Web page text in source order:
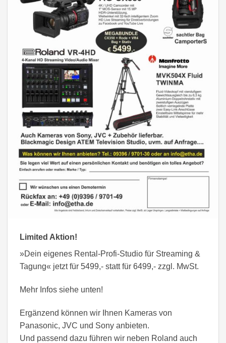
Limited Aktion!
»Dein eigenes Rental-Profi-Studio für Streaming &
Tagung« jetzt für 5499,- statt für 6499,- zzgl. MwSt.
Mehr Infos siehe unten!
Ergänzend können wir Ihnen Kameras von
Panasonic, JVC und Sony anbieten.
Und passend dazu führen wir neben Roland auch